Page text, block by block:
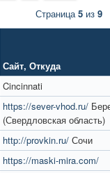
Страница5 из 9
Сайт, Откуда
Cincinnati
https://sever-vhod.ru/
(Свердловская область)
http://provkin.ru/ Сочи
https://maski-mira.com/